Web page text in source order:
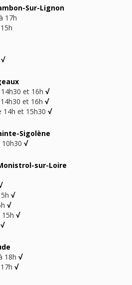
Sur-Lignon
17h
√
et 16h √
et 16h √
14h et 15h30 √
Sigolène
√
sur-Loire
√
√
√
√
18h √
√